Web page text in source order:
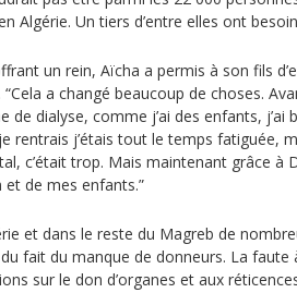
Algérie. Un tiers d’entre elles ont
un rein, Aïcha a permis à son fils
“Cela a changé beaucoup de choses.
de dialyse, comme j’ai des enfants,
rentrais j’étais tout le temps fatiguée,
c’était trop. Mais maintenant grâce à
et de mes enfants.”
et dans le reste du Magreb de
fait du manque de donneurs. La faute
sur le don d’organes et aux